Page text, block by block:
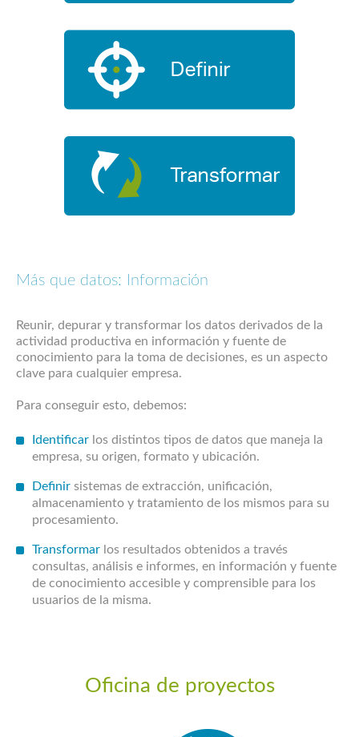
Más que datos: Información
Reunir, depurar y transformar los datos derivados de la
actividad productiva en información y fuente de
conocimiento para la toma de decisiones, es un aspecto
clave para cualquier empresa.
Para conseguir esto, debemos:
Identificar los distintos tipos de datos que maneja la
empresa, su origen, formato y ubicación.
Definir sistemas de extracción, unificación,
almacenamiento y tratamiento de los mismos para su
procesamiento.
Transformar los resultados obtenidos a través
consultas, análisis e informes, en información y fuente
de conocimiento accesible y comprensible para los
usuarios de la misma.
Oficina de proyectos